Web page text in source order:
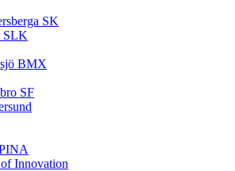
SK
SLK
BMX
SF
Innovation